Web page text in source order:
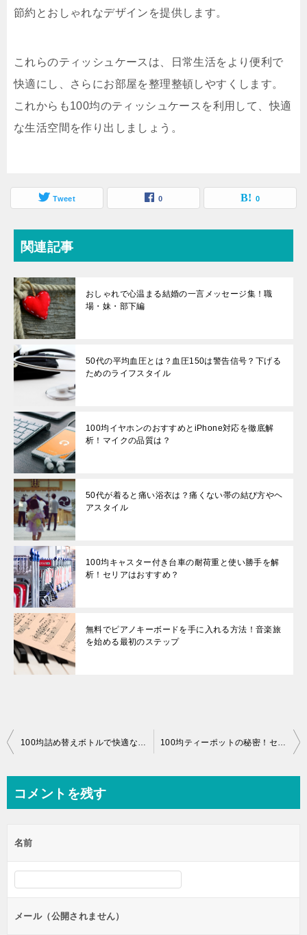
節約とおしゃれなデザインを提供します。
これらのティッシュケースは、日常生活をより便利で
快適にし、さらにお部屋を整理整頓しやすくします。
これからも100均のティッシュケースを利用して、快適
な生活空間を作り出しましょう。
Tweet 0 0
関連記事
おしゃれで心温まる結婚の一言メッセージ集！職
場・妹・部下編
50代の平均血圧とは？血圧150は警告信号？下げる
ためのライフスタイル
100均イヤホンのおすすめとiPhone対応を徹底解
析！マイクの品質は？
50代が着ると痛い浴衣は？痛くない帯の結び方やヘ
アスタイル
100均キャスター付き台車の耐荷重と使い勝手を解
析！セリアはおすすめ？
無料でピアノキーボードを手に入れる方法！音楽旅
を始める最初のステップ
投
ビ
ー
シ
ョ
ン
コメントを残す
名前
メール（公開されません）